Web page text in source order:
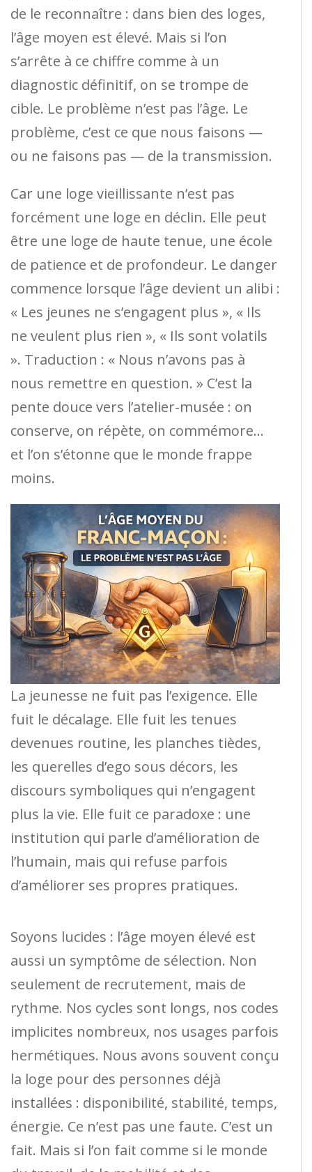
de le reconnaître : dans bien des loges,
l’âge moyen est élevé. Mais si l’on
s’arrête à ce chiffre comme à un
diagnostic définitif, on se trompe de
cible. Le problème n’est pas l’âge. Le
problème, c’est ce que nous faisons —
ou ne faisons pas — de la transmission.
Car une loge vieillissante n’est pas
forcément une loge en déclin. Elle peut
être une loge de haute tenue, une école
de patience et de profondeur. Le danger
commence lorsque l’âge devient un alibi :
« Les jeunes ne s’engagent plus », « Ils
ne veulent plus rien », « Ils sont volatils
». Traduction : « Nous n’avons pas à
nous remettre en question. » C’est la
pente douce vers l’atelier-musée : on
conserve, on répète, on commémore…
et l’on s’étonne que le monde frappe
moins.
La jeunesse ne fuit pas l’exigence. Elle
fuit le décalage. Elle fuit les tenues
devenues routine, les planches tièdes,
les querelles d’ego sous décors, les
discours symboliques qui n’engagent
plus la vie. Elle fuit ce paradoxe : une
institution qui parle d’amélioration de
l’humain, mais qui refuse parfois
d’améliorer ses propres pratiques.
Soyons lucides : l’âge moyen élevé est
aussi un symptôme de sélection. Non
seulement de recrutement, mais de
rythme. Nos cycles sont longs, nos codes
implicites nombreux, nos usages parfois
hermétiques. Nous avons souvent conçu
la loge pour des personnes déjà
installées : disponibilité, stabilité, temps,
énergie. Ce n’est pas une faute. C’est un
fait. Mais si l’on fait comme si le monde